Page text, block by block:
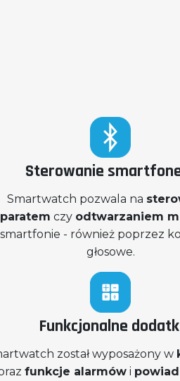
Sterowanie
Smartwatch pozwala na
czy odtwarzaniem
smartfonie - również poprzez
głosowe.
Funkcjonalne
został wyposażony w
funkcje alarmów i